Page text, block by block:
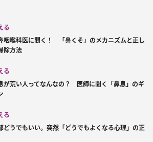
る
咽喉科医に聞く！ 「鼻くそ」のメカニズムと正し
除方法
る
が荒い人ってなんなの？ 医師に聞く「鼻息」のギ
る
どうでもいい。突然「どうでもよくなる心理」の正